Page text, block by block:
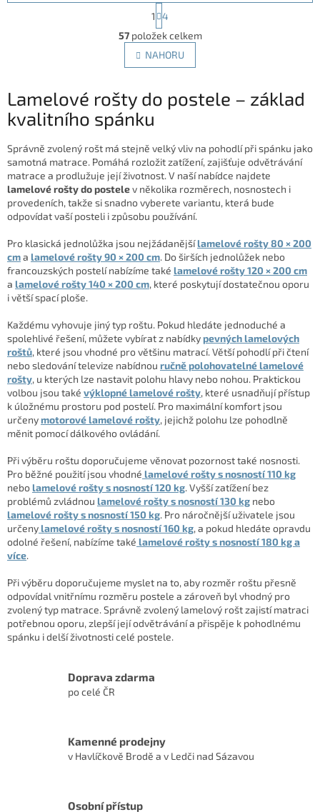
O
v
l
á
a
c
r
v
k
y
v
ý
i
s
u
S
t
r
á
n
k
v
á
1
4
57položek celkem
NAHORU
Lamelové rošty do postele – základ
kvalitního spánku
Správně zvolený rošt má stejně velký vliv na pohodlí při spánku jako
samotná matrace. Pomáhá rozložit zatížení, zajišťuje odvětrávání
matrace a prodlužuje její životnost. V naší nabídce najdete
lamelové rošty do postelev několika rozměrech, nosnostech i
provedeních, takže si snadno vyberete variantu, která bude
odpovídat vaší posteli i způsobu používání.
Pro klasická jednolůžka jsou nejžádanějšílamelové rošty 80 × 200
cma lamelové rošty 90 × 200 cm. Do širších jednolůžek nebo
francouzských postelí nabízíme také lamelové rošty 120 × 200 cm
a lamelové rošty 140 × 200 cm, které poskytují dostatečnou oporu
i větší spací ploše.
Každému vyhovuje jiný typ roštu. Pokud hledáte jednoduché a
spolehlivé řešení, můžete vybírat z nabídkypevných lamelových
roštů, které jsou vhodné pro většinu matrací. Větší pohodlí při čtení
nebo sledování televize nabídnou ručně polohovatelné lamelové
rošty, u kterých lze nastavit polohu hlavy nebo nohou. Praktickou
volbou jsou také výklopné lamelové rošty, které usnadňují přístup
k úložnému prostoru pod postelí. Pro maximální komfort jsou
určenymotorové lamelové rošty, jejichž polohu lze pohodlně
měnit pomocí dálkového ovládání.
Při výběru roštu doporučujeme věnovat pozornost také nosnosti.
Pro běžné použití jsou vhodné lamelové rošty s nosností 110 kg
nebo lamelové rošty s nosností 120 kg. Vyšší zatížení bez
problémů zvládnou lamelové rošty s nosností 130 kg nebo
lamelové rošty s nosností 150 kg. Pro náročnější uživatele jsou
určeny lamelové rošty s nosností 160 kg, a pokud hledáte opravdu
odolné řešení, nabízíme také lamelové rošty s nosností 180 kg a
více.
Při výběru doporučujeme myslet na to, aby rozměr roštu přesně
odpovídal vnitřnímu rozměru postele a zároveň byl vhodný pro
zvolený typ matrace. Správně zvolený lamelový rošt zajistí matraci
potřebnou oporu, zlepší její odvětrávání a přispěje k pohodlnému
spánku i delší životnosti celé postele.
Doprava zdarma
po celé ČR
Kamenné prodejny
v Havlíčkově Brodě a v Ledči nad Sázavou
Osobní přístup